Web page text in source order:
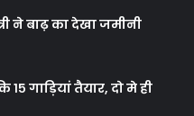
ने बाढ़ का देखा जमीनी
गाड़ियां तैयार, दो मे ही